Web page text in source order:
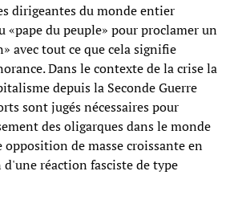
dirigeantes du monde entier
du peuple» pour proclamer un
avec tout ce que cela signifie
Dans le contexte de la crise la
depuis la Seconde Guerre
sont jugés nécessaires pour
des oligarques dans le monde
de masse croissante en
réaction fasciste de type